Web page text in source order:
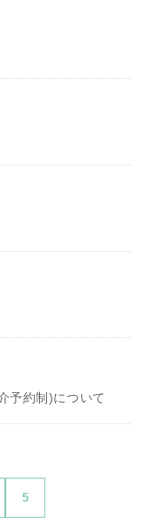
予約制)について
5